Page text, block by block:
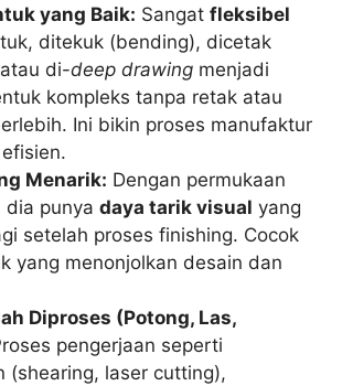
yang Baik: Sangatfleksibel
ditekuk (bending), dicetak
di-deep drawing menjadi
kompleks tanpa retak atau
Ini bikin proses manufaktur
efisien.
Menarik: Dengan permukaan
dia punyadaya tarik visual yang
setelah proses finishing. Cocok
yang menonjolkan desain dan
Diproses (Potong, Las,
pengerjaan seperti
(shearing, laser cutting),